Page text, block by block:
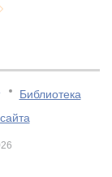
Библиотека